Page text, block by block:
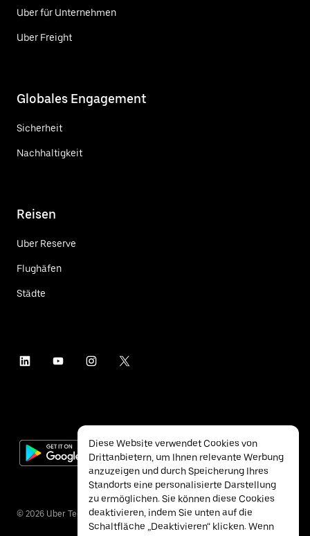
Uber für Unternehmen
Uber Freight
Globales Engagement
Sicherheit
Nachhaltigkeit
Reisen
Uber Reserve
Flughäfen
Städte
© 2026 Uber Technologies Inc.
Diese Website verwendet Cookies von
Drittanbietern, um Ihnen relevante Werbung
anzuzeigen und durch Speicherung Ihres
Standorts eine personalisierte Darstellung
zu ermöglichen. Sie können diese Cookies
deaktivieren, indem Sie unten auf die
Schaltfläche „Deaktivieren“ klicken. Wenn